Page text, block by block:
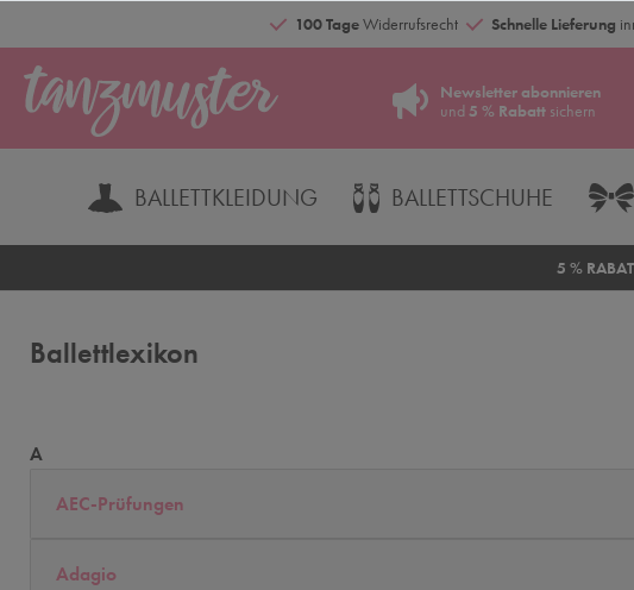
100 TageWiderrufsrecht Schnelle Lieferung
Newsletter abonnieren
und 5 % Rabattsichern
BALLETTKLEIDUNG BALLETTSCHUHE
5 %
Ballettlexikon
A
AEC-Prüfungen
Adagio